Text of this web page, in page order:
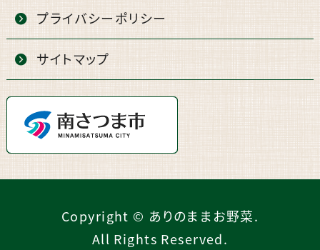
プライバシーポリシー
サイトマップ
Copyright © ありのままお野菜.
All Rights Reserved.